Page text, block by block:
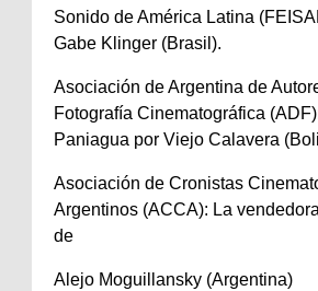
Sonido de América Latina
Gabe Klinger (Brasil).
Asociación de Argentina de
Fotografía Cinematográfica
Paniagua por Viejo Calavera
Asociación de Cronistas
Argentinos (ACCA): La
de
Alejo Moguillansky (Argentina)